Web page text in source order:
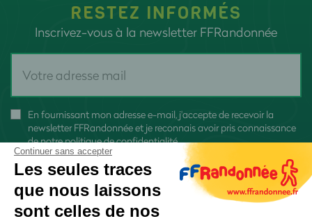
RESTEZ INFORMÉS
Inscrivez-vous à la newsletter FFRandonnée
En fournissant mon adresse e-mail, j'accepte de recevoir la
newsletter FFRandonnée et je reconnais avoir pris connaissance
denotre politique de confidentialité
Continuer sans accepter
Les seules traces
que nous laissons
sont celles de nos